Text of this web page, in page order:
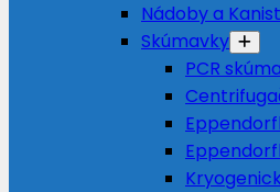
Nádoby a
Skúmavky
PCR